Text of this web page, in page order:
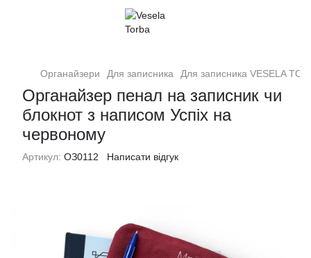
Органайзери Для записника Для записника VESELA
Органайзер пенал на записник чи
блокнот з написом Успіх на
червоному
Артикул: ОЗ0112 Написати відгук